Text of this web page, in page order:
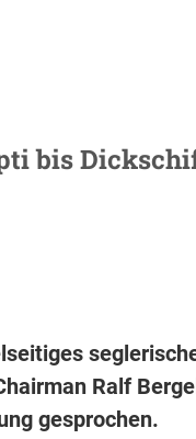
bis
Ralf
gesprochen.